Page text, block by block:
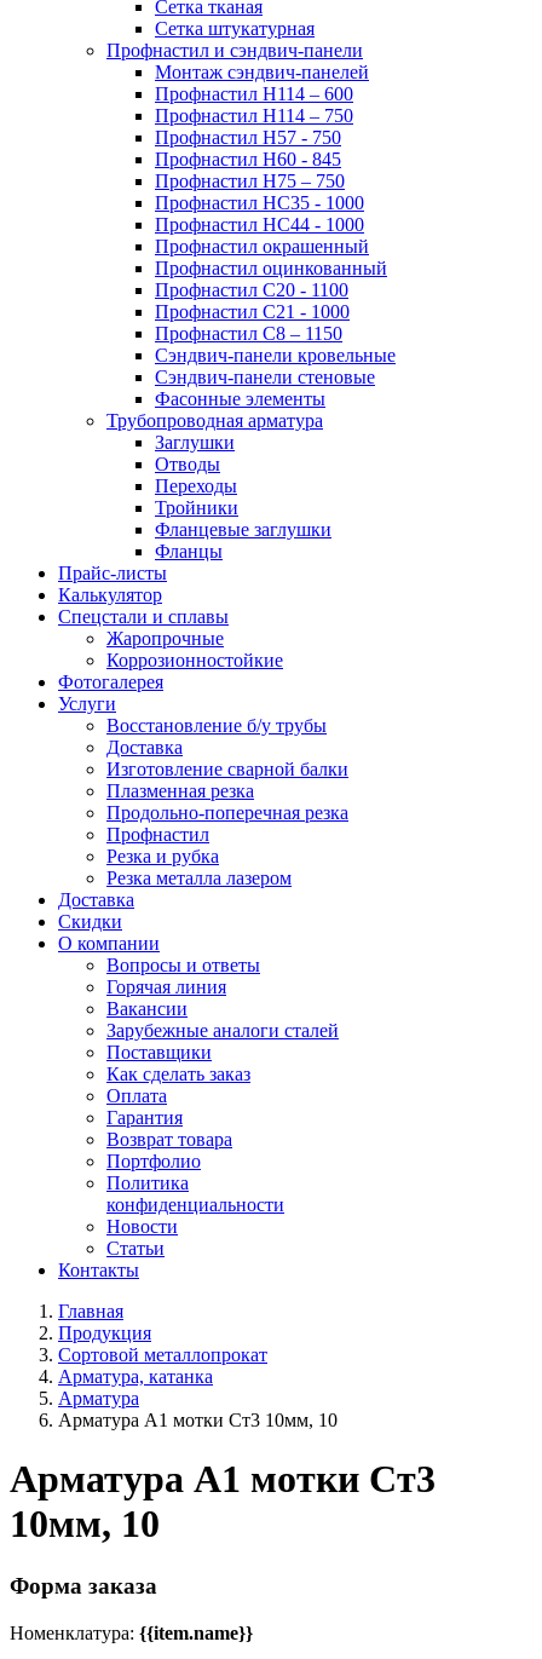
Сетка тканая
Сетка штукатурная
Профнастил и сэндвич-панели
Монтаж сэндвич-панелей
Профнастил Н114 – 600
Профнастил Н114 – 750
Профнастил Н57 - 750
Профнастил Н60 - 845
Профнастил Н75 – 750
Профнастил НС35 - 1000
Профнастил НС44 - 1000
Профнастил окрашенный
Профнастил оцинкованный
Профнастил С20 - 1100
Профнастил С21 - 1000
Профнастил С8 – 1150
Сэндвич-панели кровельные
Сэндвич-панели стеновые
Фасонные элементы
Трубопроводная арматура
Заглушки
Отводы
Переходы
Тройники
Фланцевые заглушки
Фланцы
Прайс-листы
Калькулятор
Спецстали и сплавы
Жаропрочные
Коррозионностойкие
Фотогалерея
Услуги
Восстановление б/у трубы
Доставка
Изготовление сварной балки
Плазменная резка
Продольно-поперечная резка
Профнастил
Резка и рубка
Резка металла лазером
Доставка
Скидки
О компании
Вопросы и ответы
Горячая линия
Вакансии
Зарубежные аналоги сталей
Поставщики
Как сделать заказ
Оплата
Гарантия
Возврат товара
Портфолио
Политика
конфиденциальности
Новости
Статьи
Контакты
Главная
Продукция
Сортовой металлопрокат
Арматура, катанка
Арматура
Арматура А1 мотки Ст3 10мм, 10
Арматура А1 мотки Ст3
10мм, 10
Форма заказа
Номенклатура: {{item.name}}